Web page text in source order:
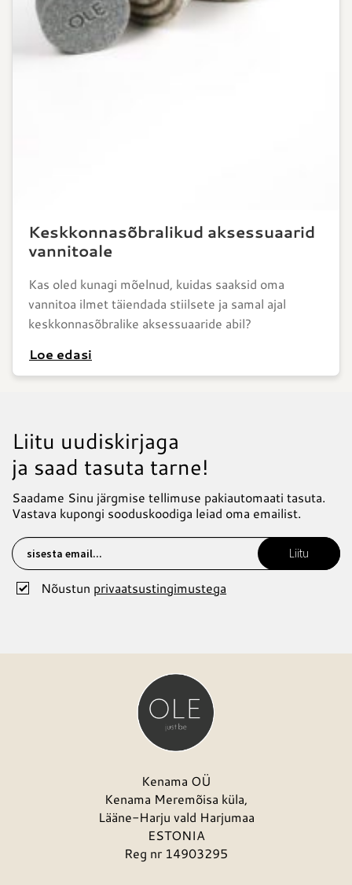
Keskkonnasõbralikud aksessuaarid
vannitoale
Kas oled kunagi mõelnud, kuidas saaksid oma
vannitoa ilmet täiendada stiilsete ja samal ajal
keskkonnasõbralike aksessuaaride abil?
Loe edasi
Liitu uudiskirjaga
ja saad tasuta tarne!
Saadame Sinu järgmise tellimuse pakiautomaati tasuta.
Vastava kupongi sooduskoodiga leiad oma emailist.
Liitu
Nõustun privaatsustingimustega
Kenama OÜ
Kenama Meremõisa küla,
Lääne-Harju vald Harjumaa
ESTONIA
Reg nr 14903295